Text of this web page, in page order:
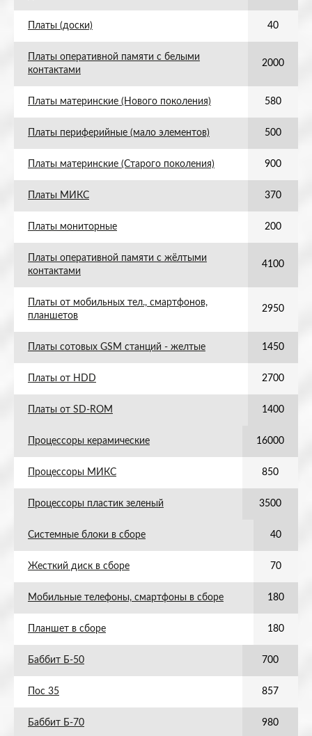
Платы (доски) 40
Платы оперативной памяти с белыми
контактами
2000
Платы материнские (Нового поколения) 580
Платы периферийные (мало элементов) 500
Платы материнские (Старого поколения) 900
Платы МИКС 370
Платы мониторные 200
Платы оперативной памяти с жёлтыми
контактами
4100
Платы от мобильных тел., смартфонов,
планшетов
2950
Платы сотовых GSM станций - желтые 1450
Платы от HDD 2700
Платы от SD-ROM 1400
Процессоры керамические 16000
Процессоры МИКС 850
Процессоры пластик зеленый 3500
Системные блоки в сборе 40
Жесткий диск в сборе 70
Мобильные телефоны, смартфоны в сборе 180
Планшет в сборе 180
Баббит Б-50 700
Пос 35 857
Баббит Б-70 980